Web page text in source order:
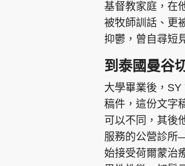
基督教家庭，在
被牧師訓話、更
抑鬱，曾自尋短
到泰國曼谷
大學畢業後，
稿件，這份文字
可以不同，其後
服務的公營診所
始接受荷爾蒙治